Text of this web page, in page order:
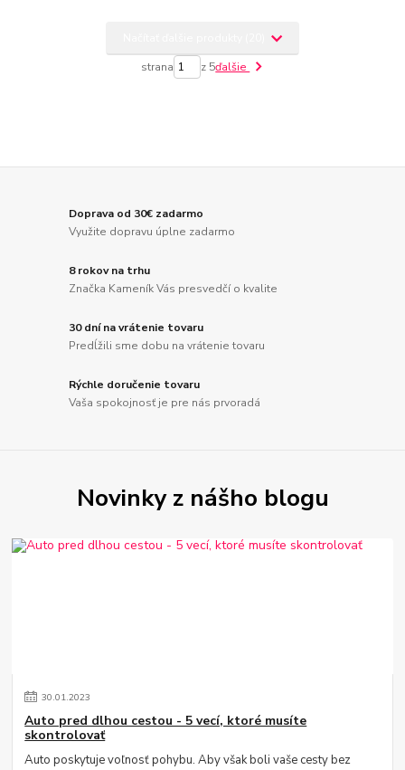
strana z 5ďalšie
Doprava od 30€ zadarmo
Využite dopravu úplne zadarmo
8 rokov na trhu
Značka Kameník Vás presvedčí o kvalite
30 dní na vrátenie tovaru
Predĺžili sme dobu na vrátenie tovaru
Rýchle doručenie tovaru
Vaša spokojnosť je pre nás prvoradá
Novinky z nášho blogu
30.01.2023
Auto pred dlhou cestou - 5 vecí, ktoré musíte
skontrolovať
Auto poskytuje voľnosť pohybu. Aby však boli vaše cesty bez